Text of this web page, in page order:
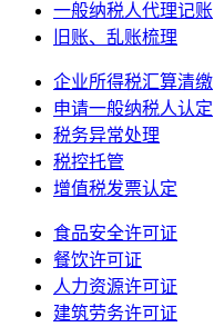
一般纳税人代理记账
旧账、乱账梳理
企业所得税汇算清缴
申请一般纳税人认定
税务异常处理
税控托管
增值税发票认定
食品安全许可证
餐饮许可证
人力资源许可证
建筑劳务许可证